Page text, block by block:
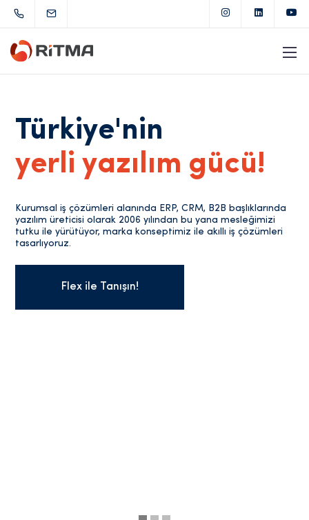
Türkiye'nin
yerli yazılım gücü!
Kurumsal iş çözümleri alanında ERP, CRM, B2B başlıklarında
yazılım üreticisi olarak 2006 yılından bu yana mesleğimizi
tutku ile yürütüyor, marka konseptimiz ile akıllı iş çözümleri
tasarlıyoruz.
Flex ile Tanışın!